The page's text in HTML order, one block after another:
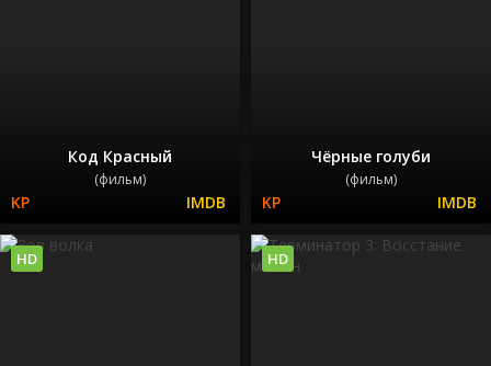
Код Красный
(фильм)
Чёрные голуби
(фильм)
HD HD